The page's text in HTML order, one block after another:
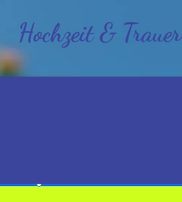
Hochzeit & Trauer